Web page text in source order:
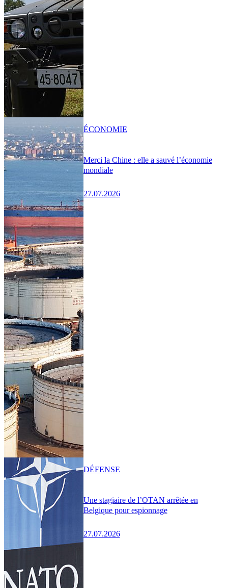
Merci la Chine : elle a sauvé l’économie
mondiale
27.07.2026
ÉCONOMIE
Une stagiaire de l’OTAN arrêtée en
Belgique pour espionnage
27.07.2026
DÉFENSE